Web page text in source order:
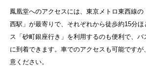
鳳凰堂へのアクセスには、東京メトロ東西線
西駅」が最寄りで、それぞれから徒歩約15分
ス「砂町銀座行き」を利用するのも便利で、
に到着できます。車でのアクセスも可能ですが
意ください。